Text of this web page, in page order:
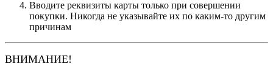
Вводите реквизиты карты только при совершении
покупки. Никогда не указывайте их по каким-то другим
причинам
ВНИМАНИЕ!